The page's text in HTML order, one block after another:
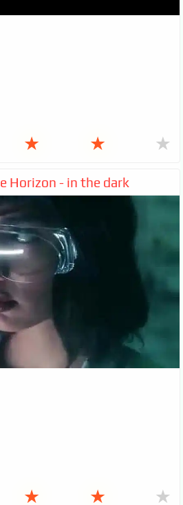
★ ★ ★
Horizon - in the dark
★ ★ ★